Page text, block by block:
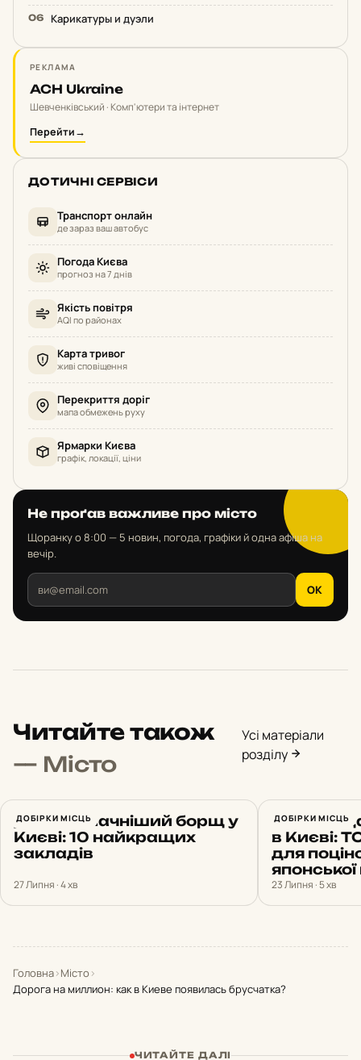
Карикатуры и дуэли
РЕКЛАМА
ACH Ukraine
Шевченківський · Комп'ютери та інтернет
Перейти→
ДОТИЧНІ СЕРВІСИ
Транспорт онлайн
де зараз ваш автобус
Погода Києва
прогноз на 7 днів
Якість повітря
AQI по районах
Карта тривог
живі сповіщення
Перекриття доріг
мапа обмежень руху
Ярмарки Києва
графік, локації, ціни
Не проґав важливе про місто
Щоранку о 8:00 — 5 новин, погода, графіки й одна афіша на
вечір.
OK
Читайте також
— Місто
Усі матеріали
розділу
ДОБІРКИ МІСЦЬ
Де найсмачніший борщ у
Києві: 10 найкращих
закладів
27 Липня · 4 хв
ДОБІРКИ МІСЦЬ
в Києві:
для
японської
23 Липня · 5 хв
Головна›Місто ›
Дорога на миллион: как в Киеве появилась брусчатка?
ЧИТАЙТЕ ДАЛІ